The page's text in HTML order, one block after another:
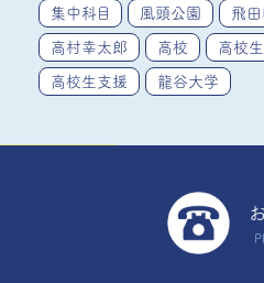
集中科目 風頭公園 飛
高村幸太郎 高校 高校生
高校生支援 龍谷大学